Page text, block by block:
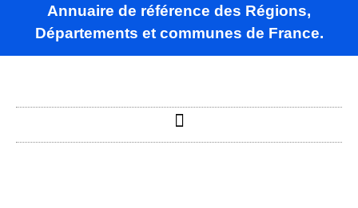
Annuaire de référence des Régions,
Départements et communes de France.